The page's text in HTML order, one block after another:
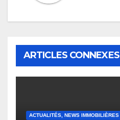
ARTICLES CONNEXES
ACTUALITÉS, NEWS IMMOBILIÈRES